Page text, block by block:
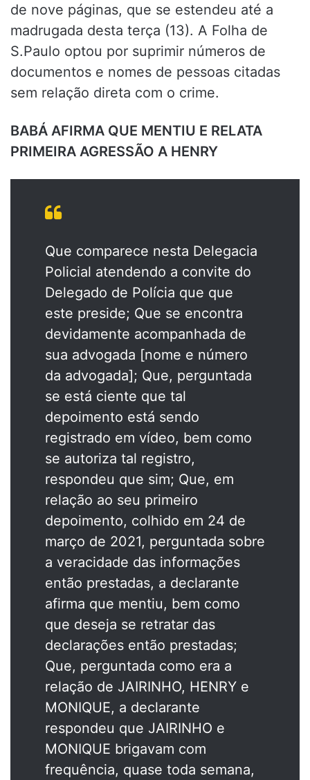
de nove páginas, que se estendeu até a
madrugada desta terça (13). A Folha de
S.Paulo optou por suprimir números de
documentos e nomes de pessoas citadas
sem relação direta com o crime.
BABÁ AFIRMA QUE MENTIU E RELATA
PRIMEIRA AGRESSÃO A HENRY
Que comparece nesta Delegacia
Policial atendendo a convite do
Delegado de Polícia que que
este preside; Que se encontra
devidamente acompanhada de
sua advogada [nome e número
da advogada]; Que, perguntada
se está ciente que tal
depoimento está sendo
registrado em vídeo, bem como
se autoriza tal registro,
respondeu que sim; Que, em
relação ao seu primeiro
depoimento, colhido em 24 de
março de 2021, perguntada sobre
a veracidade das informações
então prestadas, a declarante
afirma que mentiu, bem como
que deseja se retratar das
declarações então prestadas;
Que, perguntada como era a
relação de JAIRINHO, HENRY e
MONIQUE, a declarante
respondeu que JAIRINHO e
MONIQUE brigavam com
frequência, quase toda semana,